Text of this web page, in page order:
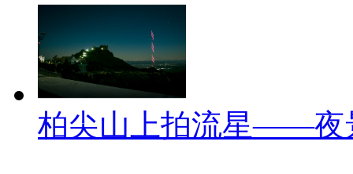
柏尖山上拍流星——夜